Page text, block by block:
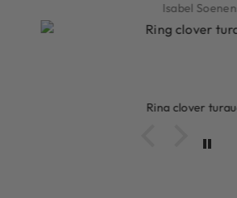
Isabel Soenens
Ring clover turquoise